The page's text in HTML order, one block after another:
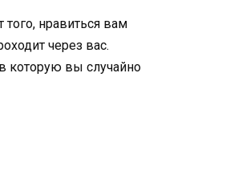
нравиться вам
через вас.
которую вы случайно